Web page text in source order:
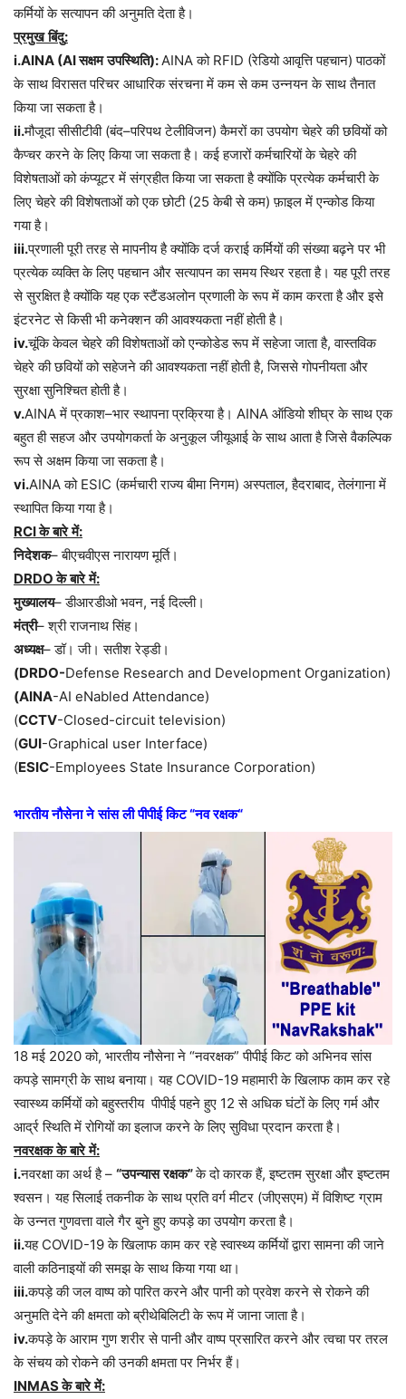
कर्मियों के सत्यापन की अनुमति देता है।
प्रमुख बिंदु:
i.AINA (AIसक्षम उपस्थिति):AINAकोRFID (रेडियो आवृत्ति पहचान)पाठकों
के साथ विरासत परिचर आधारिक संरचना में कम से कम उन्नयन के साथ तैनात
किया जा सकता है।
ii.मौजूदा सीसीटीवी(बंद–परिपथ टेलीविजन)कैमरों का उपयोग चेहरे की छवियों को
कैप्चर करने के लिए किया जा सकता है। कई हजारों कर्मचारियों के चेहरे की
विशेषताओं को कंप्यूटर में संग्रहीत किया जा सकता है क्योंकि प्रत्येक कर्मचारी के
लिए चेहरे की विशेषताओं को एक छोटी(25केबी से कम)फ़ाइल में एन्कोड किया
गया है।
iii.प्रणाली पूरी तरह से मापनीय है क्योंकि दर्ज कराई कर्मियों की संख्या बढ़ने पर भी
प्रत्येक व्यक्ति के लिए पहचान और सत्यापन का समय स्थिर रहता है। यह पूरी तरह
से सुरक्षित है क्योंकि यह एक स्टैंडअलोन प्रणाली के रूप में काम करता है और इसे
इंटरनेट से किसी भी कनेक्शन की आवश्यकता नहीं होती है।
iv.चूंकि केवल चेहरे की विशेषताओं को एन्कोडेड रूप में सहेजा जाता है,वास्तविक
चेहरे की छवियों को सहेजने की आवश्यकता नहीं होती है,जिससे गोपनीयता और
सुरक्षा सुनिश्चित होती है।
v.AINAमें प्रकाश–भार स्थापना प्रक्रिया है। AINA ऑडियो शीघ्र के साथ एक
बहुत ही सहज और उपयोगकर्ता के अनुकूल जीयूआई के साथ आता है जिसे वैकल्पिक
रूप से अक्षम किया जा सकता है।
vi.AINAकोESIC (कर्मचारी राज्य बीमा निगम) अस्पताल,हैदराबाद,तेलंगाना में
स्थापित किया गया है।
RCIके बारे में:
निदेशक–बीएचवीएस नारायण मूर्ति।
DRDOके बारे में:
मुख्यालय–डीआरडीओ भवन,नई दिल्ली।
मंत्री–श्री राजनाथ सिंह।
अध्यक्ष–डॉ। जी। सतीश रेड्डी।
(DRDO-Defense Research and Development Organization)
(AINA-AI eNabled Attendance)
(CCTV-Closed-circuit television)
(GUI-Graphical user Interface)
(ESIC-Employees State Insurance Corporation)
भारतीय नौसेना ने सांस ली पीपीई किट“नव रक्षक“
18 मई 2020 को, भारतीय नौसेना ने “नवरक्षक” पीपीई किट को अभिनव सांस
कपड़े सामग्री के साथ बनाया। यह COVID-19 महामारी के खिलाफ काम कर रहे
स्वास्थ्य कर्मियों को बहुस्तरीय पीपीई पहने हुए 12 से अधिक घंटों के लिए गर्म और
आर्द्र स्थिति में रोगियों का इलाज करने के लिए सुविधा प्रदान करता है।
नवरक्षक के बारे में:
i.नवरक्षा का अर्थ है– “उपन्यास रक्षक”के दो कारक हैं,इष्टतम सुरक्षा और इष्टतम
श्वसन। यह सिलाई तकनीक के साथ प्रति वर्ग मीटर (जीएसएम)में विशिष्ट ग्राम
के उन्नत गुणवत्ता वाले गैर बुने हुए कपड़े का उपयोग करता है।
ii.यहCOVID-19के खिलाफ काम कर रहे स्वास्थ्य कर्मियों द्वारा सामना की जाने
वाली कठिनाइयों की समझ के साथ किया गया था।
iii.कपड़े की जल वाष्प को पारित करने और पानी को प्रवेश करने से रोकने की
अनुमति देने की क्षमता को ब्रीथेबिलिटी के रूप में जाना जाता है।
iv.कपड़े के आराम गुण शरीर से पानी और वाष्प प्रसारित करने और त्वचा पर तरल
के संचय को रोकने की उनकी क्षमता पर निर्भर हैं।
INMASके बारे में: